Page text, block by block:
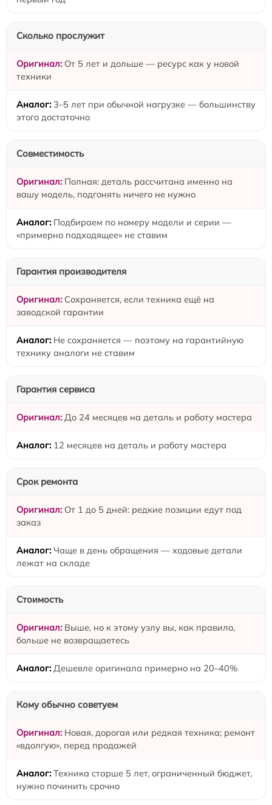
Сколько прослужит
От 5 лет и дольше — ресурс как у новой
техники
3–5 лет при обычной нагрузке — большинству
этого достаточно
Совместимость
Полная: деталь рассчитана именно на
вашу модель, подгонять ничего не нужно
Подбираем по номеру модели и серии —
«примерно подходящее» не ставим
Гарантия производителя
Сохраняется, если техника ещё на
заводской гарантии
Не сохраняется — поэтому на гарантийную
технику аналоги не ставим
Гарантия сервиса
До 24 месяцев на деталь и работу мастера
12 месяцев на деталь и работу мастера
Срок ремонта
От 1 до 5 дней: редкие позиции едут под
заказ
Чаще в день обращения — ходовые детали
лежат на складе
Стоимость
Выше, но к этому узлу вы, как правило,
больше не возвращаетесь
Дешевле оригинала примерно на 20–40%
Кому обычно советуем
Новая, дорогая или редкая техника; ремонт
«вдолгую», перед продажей
Техника старше 5 лет, ограниченный бюджет,
нужно починить срочно